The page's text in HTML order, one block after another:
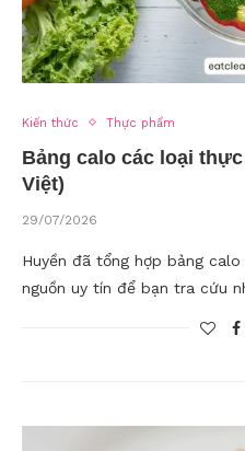
Kiến thức Thực phẩm
Bảng calo các loại
Việt)
29/07/2026
Huyền đã tổng hợp bảng
nguồn uy tín để bạn tra cứu